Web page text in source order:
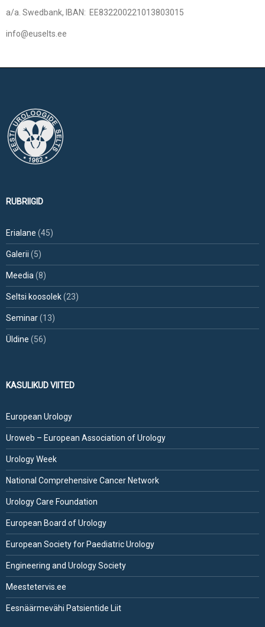
a/a. Swedbank, IBAN: EE832200221013803015
info@euselts.ee
RUBRIIGID
Erialane (45)
Galerii (5)
Meedia(8)
Seltsi koosolek(23)
Seminar(13)
Üldine (56)
KASULIKUD VIITED
European Urology
Uroweb – European Association of Urology
Urology Week
National Comprehensive Cancer Network
Urology Care Foundation
European Board of Urology
European Society for Paediatric Urology
Engineering and Urology Society
Meestetervis.ee
Eesnäärmevähi Patsientide Liit